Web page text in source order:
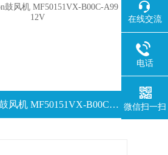
建准Sunon鼓风机 MF50151VX-B00C-A99 12V
在线交流
电话
微信扫一扫